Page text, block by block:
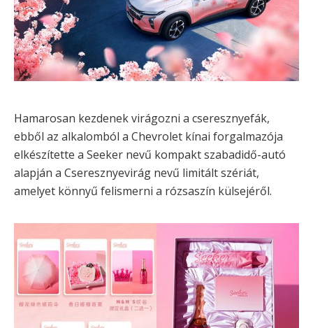
Hamarosan kezdenek virágozni a cseresznyefák,
ebből az alkalomból a Chevrolet kínai forgalmazója
elkészítette a Seeker nevű kompakt szabadidő-autó
alapján a Cseresznyevirág nevű limitált szériát,
amelyet könnyű felismerni a rózsaszín külsejéről.